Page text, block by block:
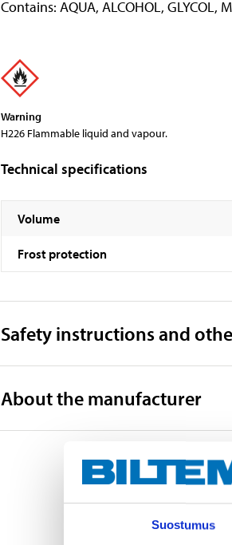
Suostumus
Contains: AQUA, ALCOHOL, GLYCOL,
Warning
H226 Flammable liquid and vapour.
Technical specifications
Volume
Frost protection
Safety instructions and
About the manufacturer